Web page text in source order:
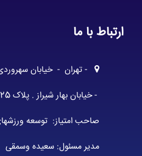
ارتباط با ما
- تهران - خیابان
- خیابان بهار شیراز . پلاک 125
صاحب امتیاز: توسعه ورزشهای
مدیر مسئول: سعیده وسمقی